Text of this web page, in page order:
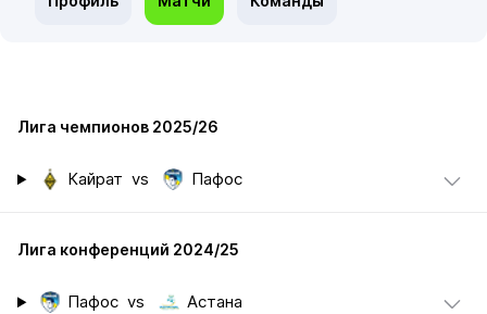
Лига чемпионов 2025/26
Кайрат vs Пафос
Лига конференций 2024/25
Пафос vs Астана